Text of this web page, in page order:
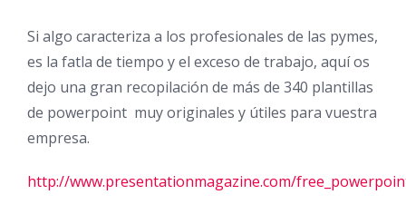
Si algo caracteriza a los profesionales de las pymes,
es la fatla de tiempo y el exceso de trabajo, aquí os
dejo una gran recopilación de más de 340 plantillas
de powerpoint muy originales y útiles para vuestra
empresa.
http://www.presentationmagazine.com/